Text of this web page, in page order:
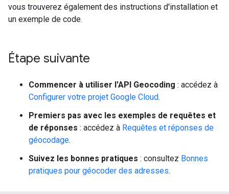
vous trouverez également des instructions d'installation et
un exemple de code.
Étape suivante
Commencer à utiliser l'API Geocoding : accédez à
Configurer votre projet Google Cloud.
Premiers pas avec les exemples de requêtes et
de réponses : accédez à Requêtes et réponses de
géocodage.
Suivez les bonnes pratiques : consultez Bonnes
pratiques pour géocoder des adresses.